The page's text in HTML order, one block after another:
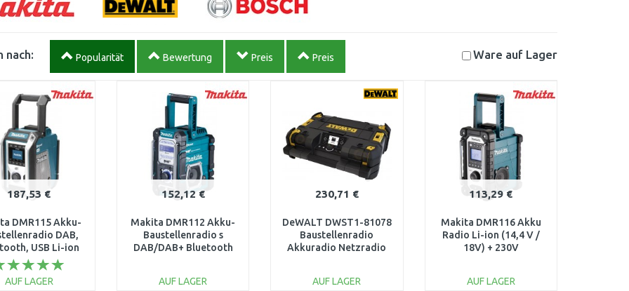
nach: Popularität Bewertung Preis Preis Ware auf Lager
187,53 €
DMR115 Akku-
DAB,
USB Li-ion
CXT
12V,LXT14,4/18V
AUF LAGER
152,12 €
Makita DMR112 Akku-
Baustellenradio s
DAB/DAB+ Bluetooth
AUF LAGER
230,71 €
DeWALT DWST1-81078
Baustellenradio
Akkuradio Netzradio
AUF LAGER
113,29 €
Makita DMR116 Akku
Radio Li-ion (14,4 V /
18V) + 230V
AUF LAGER